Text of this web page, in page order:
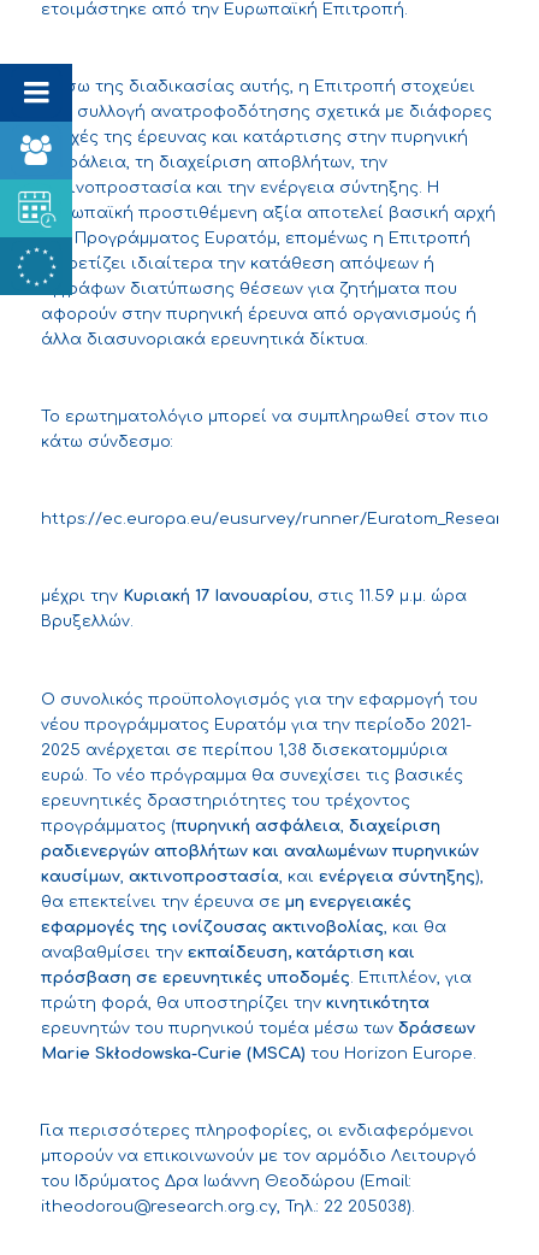
ετοιμάστηκε από την Ευρωπαϊκή Επιτροπή.
Μέσω της διαδικασίας αυτής, η Επιτροπή στοχεύει
στη συλλογή ανατροφοδότησης σχετικά με διάφορες
πτυχές της έρευνας και κατάρτισης στην πυρηνική
ασφάλεια, τη διαχείριση αποβλήτων, την
ακτινοπροστασία και την ενέργεια σύντηξης. Η
ευρωπαϊκή προστιθέμενη αξία αποτελεί βασική αρχή
του Προγράμματος Ευρατόμ, επομένως η Επιτροπή
χαιρετίζει ιδιαίτερα την κατάθεση απόψεων ή
εγγράφων διατύπωσης θέσεων για ζητήματα που
αφορούν στην πυρηνική έρευνα από οργανισμούς ή
άλλα διασυνοριακά ερευνητικά δίκτυα.
Το ερωτηματολόγιο μπορεί να συμπληρωθεί στον πιο
κάτω σύνδεσμο:
https://ec.europa.eu/eusurvey/runner/
μέχρι την Κυριακή 17 Ιανουαρίου, στις 11.59 μ.μ. ώρα
Βρυξελλών.
Ο συνολικός προϋπολογισμός για την εφαρμογή του
νέου προγράμματος Ευρατόμ για την περίοδο 2021-
2025 ανέρχεται σε περίπου 1,38 δισεκατομμύρια
ευρώ. Το νέο πρόγραμμα θα συνεχίσει τις βασικές
ερευνητικές δραστηριότητες του τρέχοντος
προγράμματος (πυρηνική ασφάλεια, διαχείριση
ραδιενεργών αποβλήτων και αναλωμένων πυρηνικών
καυσίμων, ακτινοπροστασία, και ενέργεια σύντηξης),
θα επεκτείνει την έρευνα σε μη ενεργειακές
εφαρμογές της ιονίζουσας ακτινοβολίας , και θα
αναβαθμίσει την εκπαίδευση, κατάρτιση και
πρόσβαση σε ερευνητικές υποδομές . Επιπλέον, για
πρώτη φορά, θα υποστηρίζει την κινητικότητα
ερευνητών του πυρηνικού τομέα μέσω των δράσεων
Marie Skłodowska-Curie (MSCA) του Horizon Europe.
Για περισσότερες πληροφορίες, οι ενδιαφερόμενοι
μπορούν να επικοινωνούν με τον αρμόδιο Λειτουργό
του Ιδρύματος Δρα Ιωάννη Θεοδώρου (Email:
itheodorou@research.org.cy, Τηλ.: 22 205038).